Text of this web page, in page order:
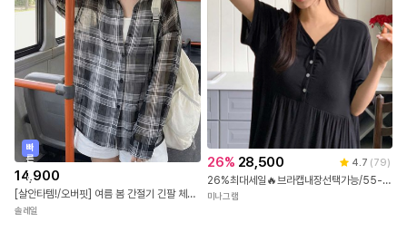
빠
른
출
발
14,900
[살안타템!/오버핏] 여름 봄 간절기 긴팔 체크 시스루 오버핏 셔츠 남방 4color
솔레일
26% 28,500 4.7 (79)
26%최대세일🔥브라캡내장선택가능/55-88! 데미스 찰랑 잠옷파자마원피스
미나그램